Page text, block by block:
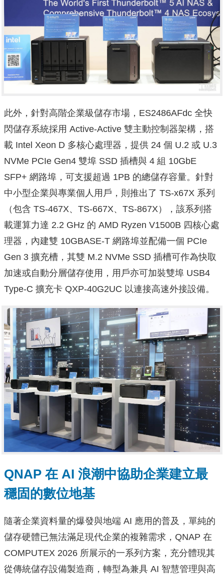
此外，針對高階企業級儲存市場，ES2486AFdc 全快
閃儲存系統採用 Active-Active 雙主動控制器架構，搭
載 Intel Xeon D 多核心處理器，提供 24 個 U.2 或 U.3
NVMe PCIe Gen4 雙埠 SSD 插槽與 4 組 10GbE
SFP+ 網路埠，可支援超過 1PB 的總儲存容量。針對
中小型企業與專業個人用戶，則推出了 TS-x67X 系列
（包含 TS-467X、TS-667X、TS-867X），該系列搭
載運算力達 2.2 GHz 的 AMD Ryzen V1500B 四核心處
理器，內建雙 10GBASE-T 網路埠並配備一個 PCIe
Gen 3 擴充槽，其雙 M.2 NVMe SSD 插槽可作為快取
加速或自動分層儲存使用，用戶亦可加裝雙埠 USB4
Type-C 擴充卡 QXP-40G2UC 以連接高速外接設備。
QNAP 在 AI 浪潮中協助企業建立最
穩固的數位地基
隨著企業資料量的爆發與地端 AI 應用的普及，單純的
儲存硬體已無法滿足現代企業的複雜需求，QNAP 在
COMPUTEX 2026 所展示的一系列方案，充分體現其
從傳統儲存設備製造商，轉型為兼具 AI 智慧管理與高